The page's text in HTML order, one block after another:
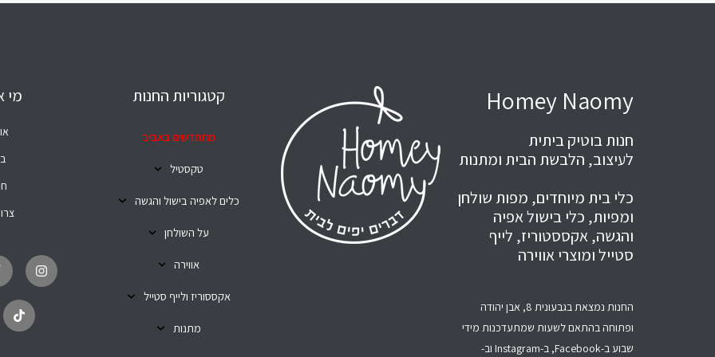
Homey Naomy
חנות בוטיק ביתית
לעיצוב, הלבשת הבית ומתנות
כלי בית מיוחדים, מפות שולחן
ומפיות, כלי בישול אפיה
והגשה, אקססטוריז, לייף
סטייל ומוצרי אווירה
החנות נמצאת בגבעונית 8, אבן יהודה
ופתוחה בהתאם לשעות שמתעדכנות מידי
שבוע ב-Facebook, ב-Instagram וב-
קטגוריות החנות
מתחדשים באביב
טקסטיל
כלים לאפיה בישול והגשה
על השולחן
אווירה
אקססוריז ולייף סטייל
מתנות
מי
n
s
t
k